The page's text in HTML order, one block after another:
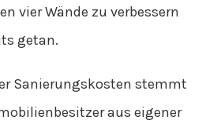
vier Wände zu verbessern
getan.
Sanierungskosten stemmt
aus eigener